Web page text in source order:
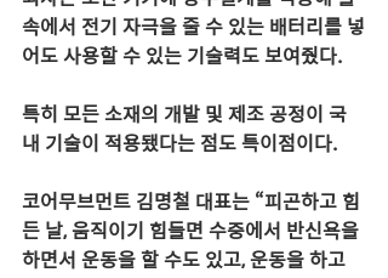
속에서 전기 자극을 줄 수 있는 배터리를 넣
어도 사용할 수 있는 기술력도 보여줬다.
특히 모든 소재의 개발 및 제조 공정이 국
내 기술이 적용됐다는 점도 특이점이다.
코어무브먼트 김명철 대표는 “피곤하고 힘
든 날, 움직이기 힘들면 수중에서 반신욕을
하면서 운동을 할 수도 있고, 운동을 하고